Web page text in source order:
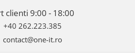
clienti 9:00 - 18:00
+40 262.223.385
contact@one-it.ro